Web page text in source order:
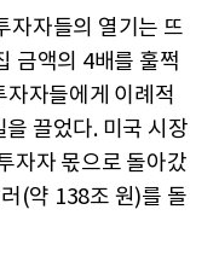
자자들의 열기는 뜨
금액의 4배를 훌쩍
자자들에게 이례적
끌었다. 미국 시장
자자 몫으로 돌아갔
(약 138조 원)를 돌